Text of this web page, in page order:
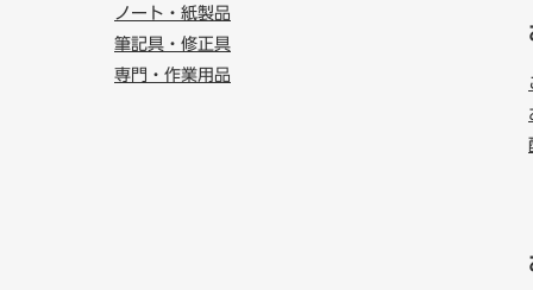
ノート・紙製品
筆記具・修正具
専門・作業用品